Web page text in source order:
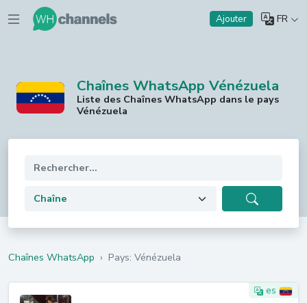
Ajouter FR
Chaînes WhatsApp Vénézuela
Liste des Chaînes WhatsApp dans le pays
Vénézuela
Chaînes WhatsApp › Pays: Vénézuela
es